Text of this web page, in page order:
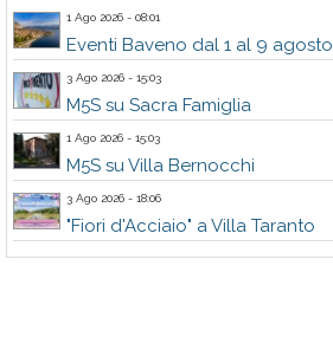
1 Ago 2026 - 08:01
Eventi Baveno dal 1 al 9 agosto
3 Ago 2026 - 15:03
M5S su Sacra Famiglia
1 Ago 2026 - 15:03
M5S su Villa Bernocchi
3 Ago 2026 - 18:06
"Fiori d'Acciaio" a Villa Taranto